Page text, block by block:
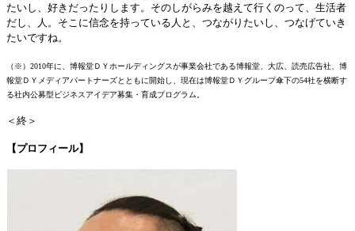
たいし、好きだったりします。そのしがらみを越えて行くのって、生活者
だし、人。そこに信念を持っている人と、つながりたいし、つなげていき
たいですね。
（※）2010年に、博報堂ＤＹホールディングスが事業会社である博報堂、大広、読売広告社、博
報堂ＤＹメディアパートナーズとともに開始し、現在は博報堂ＤＹグループ傘下の54社を横断す
る社内公募型ビジネスアイデア募集・育成プログラム。
＜終＞
【プロフィール】